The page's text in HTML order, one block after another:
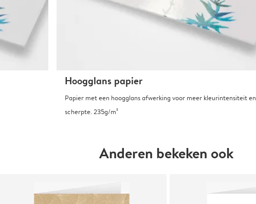
Hoogglans papier
Papier met een hoogglans afwerking voor meer kleurintensiteit en
scherpte. 235g/m²
Anderen bekeken ook